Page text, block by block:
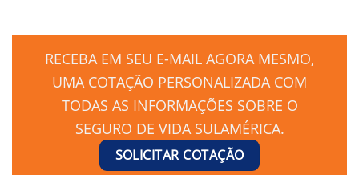
RECEBA EM SEU E-MAIL AGORA MESMO,
UMA COTAÇÃO PERSONALIZADA COM
TODAS AS INFORMAÇÕES SOBRE O
SEGURO DE VIDA SULAMÉRICA.
SOLICITAR COTAÇÃO